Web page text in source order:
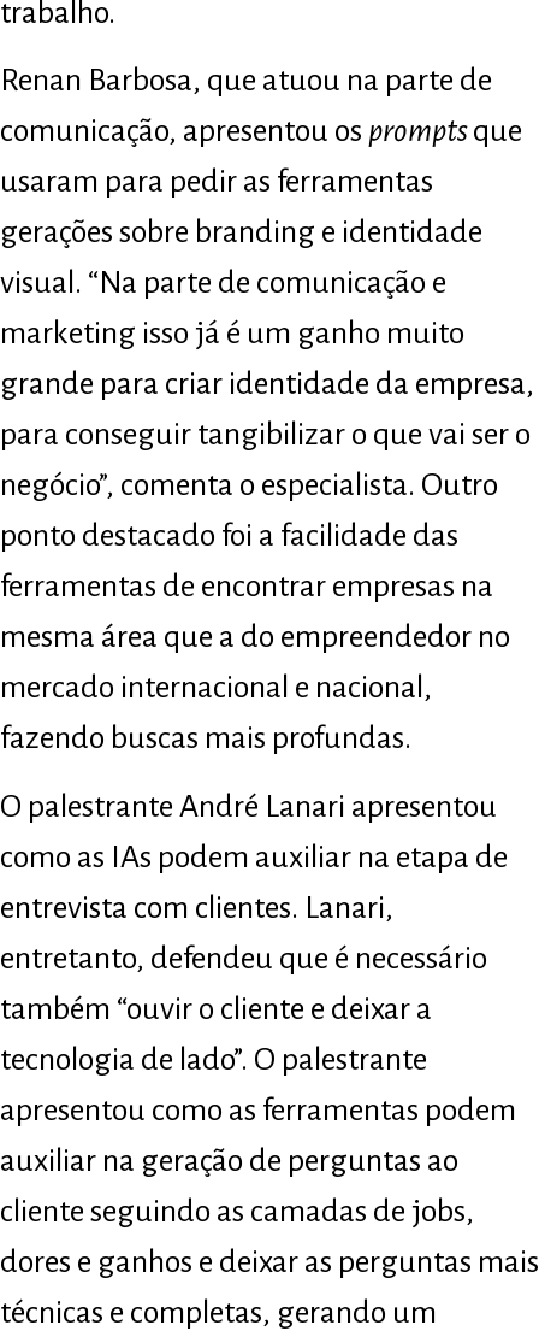
trabalho.
Renan Barbosa, que atuou na parte de
comunicação, apresentou os promptsque
usaram para pedir as ferramentas
gerações sobre branding e identidade
visual. “Na parte de comunicação e
marketing isso já é um ganho muito
grande para criar identidade da empresa,
para conseguir tangibilizar o que vai ser o
negócio”, comenta o especialista. Outro
ponto destacado foi a facilidade das
ferramentas de encontrar empresas na
mesma área que a do empreendedor no
mercado internacional e nacional,
fazendo buscas mais profundas.
O palestrante André Lanari apresentou
como as IAs podem auxiliar na etapa de
entrevista com clientes. Lanari,
entretanto, defendeu que é necessário
também “ouvir o cliente e deixar a
tecnologia de lado”. O palestrante
apresentou como as ferramentas podem
auxiliar na geração de perguntas ao
cliente seguindo as camadas de jobs,
dores e ganhos e deixar as perguntas mais
técnicas e completas, gerando um